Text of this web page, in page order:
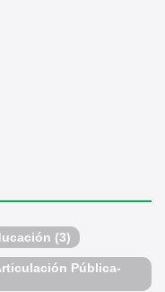
(3)
Pública-